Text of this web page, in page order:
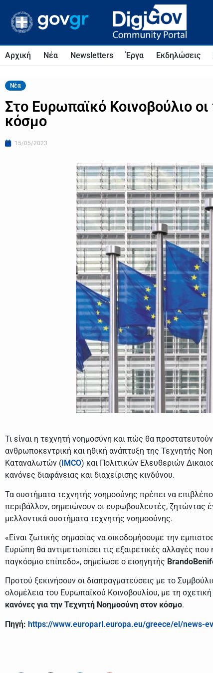
Αρχική Νέα Newsletters Έργα Εκδηλώσεις
Νέα
Στο Ευρωπαϊκό Κοινοβούλιο
κόσμο
15/05/2023
Τι είναι η τεχνητή νοημοσύνη και πώς θα
ανθρωποκεντρική και ηθική ανάπτυξη της Τεχνητής
Καταναλωτών ( IMCO) και Πολιτικών Ελευθεριών
κανόνες διαφάνειας και διαχείρισης κινδύνου.
Τα συστήματα τεχνητής νοημοσύνης πρέπει να
περιβάλλον, σημειώνουν οι ευρωβουλευτές, ζητώντας
μελλοντικά συστήματα τεχνητής νοημοσύνης.
«Είναι ζωτικής σημασίας να οικοδομήσουμε την
Ευρώπη θα αντιμετωπίσει τις εξαιρετικές αλλαγές
παγκόσμιο επίπεδο», σημείωσε ο εισηγητής Brando
Προτού ξεκινήσουν οι διαπραγματεύσεις με το
ολομέλεια του Ευρωπαϊκού Κοινοβουλίου, με τη
κανόνες για την Τεχνητή Νοημοσύνη στον κόσμο.
Πηγή: https://www.europarl.europa.eu/greece/el/news-